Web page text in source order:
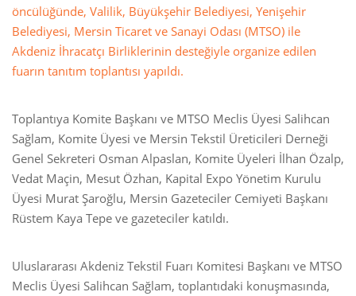
öncülüğünde, Valilik, Büyükşehir Belediyesi, Yenişehir
Belediyesi, Mersin Ticaret ve Sanayi Odası (MTSO) ile
Akdeniz İhracatçı Birliklerinin desteğiyle organize edilen
fuarın tanıtım toplantısı yapıldı.
Toplantıya Komite Başkanı ve MTSO Meclis Üyesi Salihcan
Sağlam, Komite Üyesi ve Mersin Tekstil Üreticileri Derneği
Genel Sekreteri Osman Alpaslan, Komite Üyeleri İlhan Özalp,
Vedat Maçin, Mesut Özhan, Kapital Expo Yönetim Kurulu
Üyesi Murat Şaroğlu, Mersin Gazeteciler Cemiyeti Başkanı
Rüstem Kaya Tepe ve gazeteciler katıldı.
Uluslararası Akdeniz Tekstil Fuarı Komitesi Başkanı ve MTSO
Meclis Üyesi Salihcan Sağlam, toplantıdaki konuşmasında,